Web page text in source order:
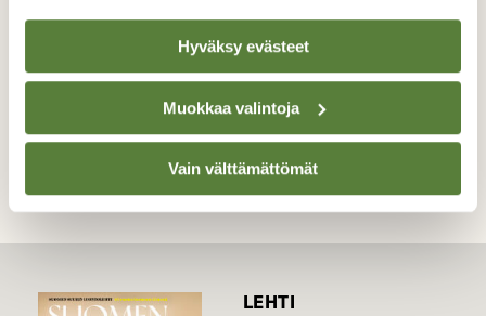
Hyväksy evästeet
Muokkaa valintoja
Vain välttämättömät
TAKAISIN LISTAAN
LEHTI